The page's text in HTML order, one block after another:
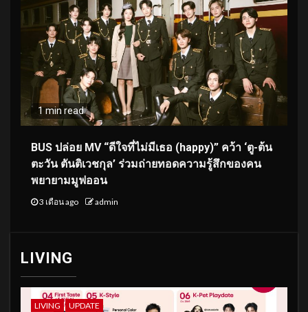
1 min read
BUS ปล่อย MV “ดีใจที่ไม่มีเธอ (happy)” คว้า ‘ตู-ต้น
ตะวัน ตันติเวชกุล’ ร่วมถ่ายทอดความรู้สึกของคน
พยายามมูฟออน
3 เดือน ago admin
LIVING
LIVING UPDATE